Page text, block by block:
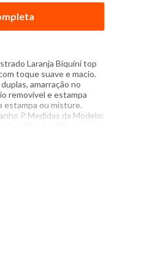
Laranja Biquíni top
toque suave e macio.
amarração no
removível e estampa
estampa ou misture.
P Medidas da Modelo:
Quadril: 94cm